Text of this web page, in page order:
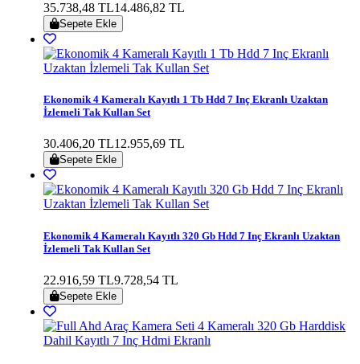
35.738,48 TL14.486,82 TL
Sepete Ekle
Ekonomik 4 Kameralı Kayıtlı 1 Tb Hdd 7 Inç Ekranlı Uzaktan
İzlemeli Tak Kullan Set
30.406,20 TL12.955,69 TL
Sepete Ekle
Ekonomik 4 Kameralı Kayıtlı 320 Gb Hdd 7 Inç Ekranlı Uzaktan
İzlemeli Tak Kullan Set
22.916,59 TL9.728,54 TL
Sepete Ekle